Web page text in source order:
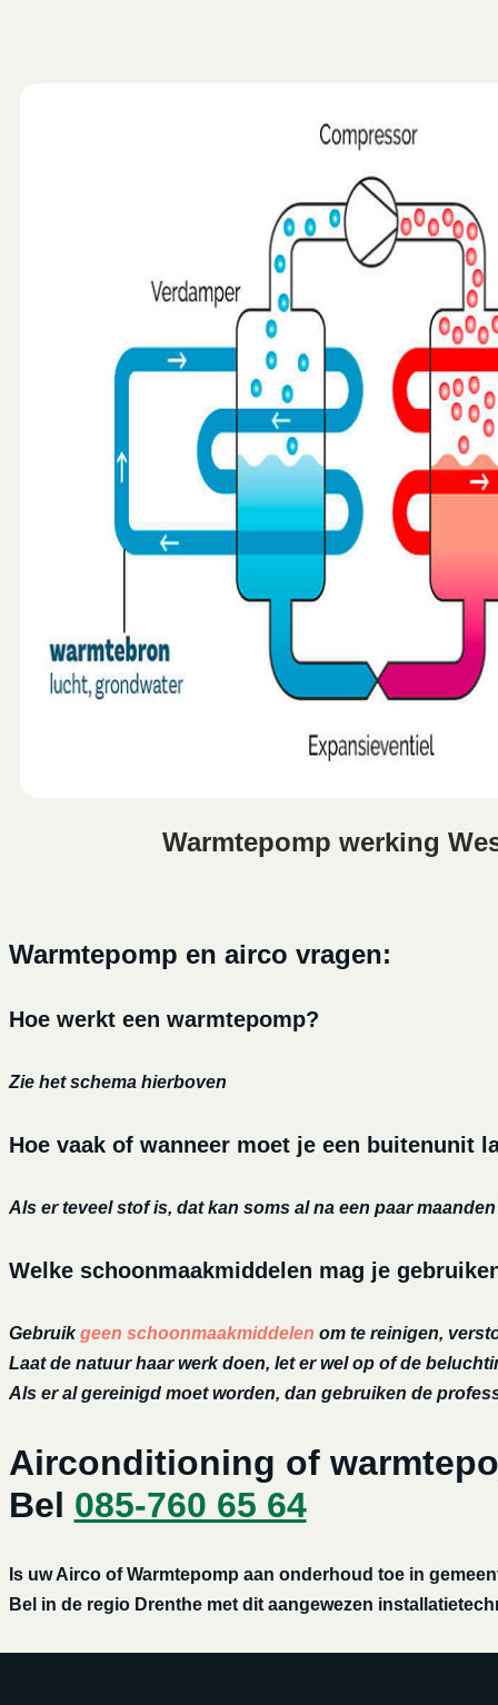
Warmtepomp werking
Warmtepomp en airco vragen:
Hoe werkt een warmtepomp?
Zie het schema hierboven
Hoe vaak of wanneer moet je een buitenunit
Als er teveel stof is, dat kan soms al na een paar
Welke schoonmaakmiddelen mag je
Gebruikgeen schoonmaakmiddelen om te reinigen,
Laat de natuur haar werk doen, let er wel op of de
Als er al gereinigd moet worden, dan gebruiken de
Airconditioning of
Bel 085-760 65 64
Is uw Airco of Warmtepomp aan onderhoud toe in
Bel in de regio Drenthe met dit aangewezen